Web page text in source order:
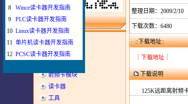
下载列表
射频卡协议
开发板资料
射频卡模块
读卡器
工具
整理日期：2009/2/10
下载次数：6480
::下载地址::
┊ 下载地址┊
下载说明
125K远距离射频
8
Wince读卡器开发指南
9
PLC读卡器开发指南
10 Linux读卡器开发指南
11 单片机读卡器开发指南
12 PCSC读卡器开发指南